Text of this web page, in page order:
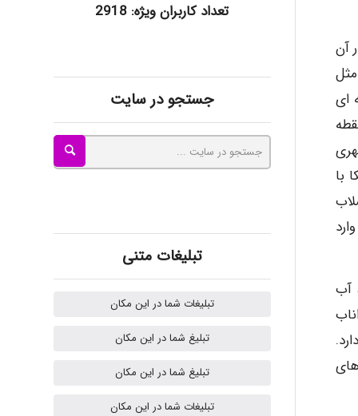
آن
ای
با
آب
ayda habibnejad
ilhan200
تعداد کاربران ویژه: 2918
جستجو در سایت
تبلیغات متنی
تبلیغات شما در این مکان
تبلیغ شما در این مکان
تبلیغ شما در این مکان
تبلیغات شما در این مکان